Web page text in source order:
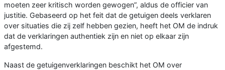
moeten zeer kritisch worden gewogen”, aldus de officier van
justitie. Gebaseerd op het feit dat de getuigen deels verklaren
over situaties die zij zelf hebben gezien, heeft het OM de indruk
dat de verklaringen authentiek zijn en niet op elkaar zijn
afgestemd.
Naast de getuigenverklaringen beschikt het OM over